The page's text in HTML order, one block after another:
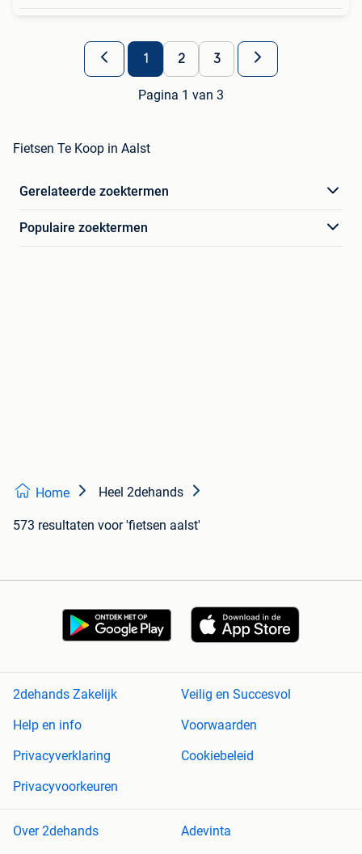
1 2 3
Pagina 1 van 3
Fietsen Te Koop in Aalst
Gerelateerde zoektermen
Populaire zoektermen
Home Heel 2dehands
573 resultaten voor 'fietsen aalst'
2dehands Zakelijk
Veilig en Succesvol
Help en info
Voorwaarden
Privacyverklaring
Cookiebeleid
Privacyvoorkeuren
Over 2dehands Adevinta